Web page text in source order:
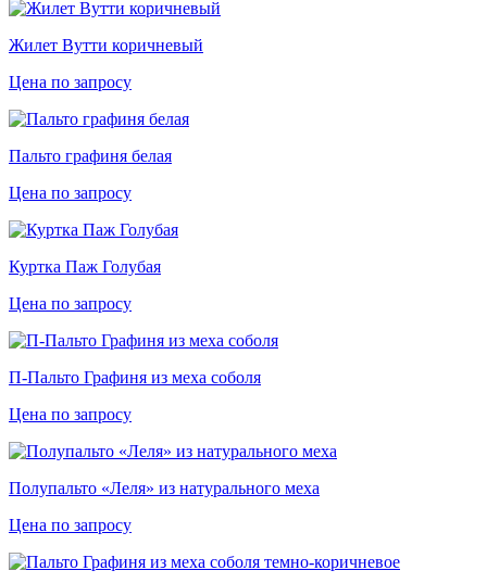
Жилет Вутти коричневый
Цена по запросу
Пальто графиня белая
Цена по запросу
Куртка Паж Голубая
Цена по запросу
П-Пальто Графиня из меха соболя
Цена по запросу
Полупальто «Леля» из натурального меха
Цена по запросу